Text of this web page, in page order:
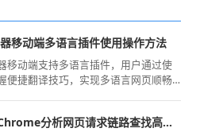
移动端多语言插件使用操作方法
移动端支持多语言插件，用户通过使
便捷翻译技巧，实现多语言网页顺畅
google Chrome分析网页请求链路查找高延迟瓶颈难吗